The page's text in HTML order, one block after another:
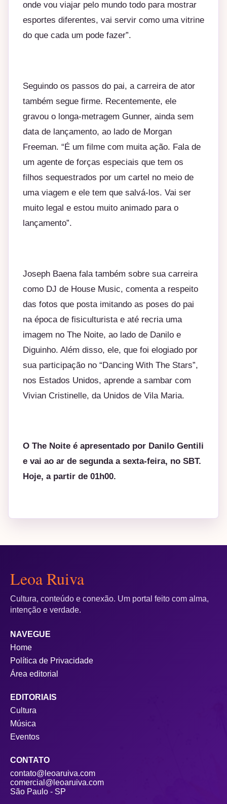
onde vou viajar pelo mundo todo para mostrar
esportes diferentes, vai servir como uma vitrine
do que cada um pode fazer”.
Seguindo os passos do pai, a carreira de ator
também segue firme. Recentemente, ele
gravou o longa-metragem Gunner, ainda sem
data de lançamento, ao lado de Morgan
Freeman. “É um filme com muita ação. Fala de
um agente de forças especiais que tem os
filhos sequestrados por um cartel no meio de
uma viagem e ele tem que salvá-los. Vai ser
muito legal e estou muito animado para o
lançamento”.
Joseph Baena fala também sobre sua carreira
como DJ de House Music, comenta a respeito
das fotos que posta imitando as poses do pai
na época de fisiculturista e até recria uma
imagem no The Noite, ao lado de Danilo e
Diguinho. Além disso, ele, que foi elogiado por
sua participação no “Dancing With The Stars”,
nos Estados Unidos, aprende a sambar com
Vivian Cristinelle, da Unidos de Vila Maria.
O The Noite é apresentado por Danilo Gentili
e vai ao ar de segunda a sexta-feira, no SBT.
Hoje, a partir de 01h00.
Leoa Ruiva
Cultura, conteúdo e conexão. Um portal feito com alma,
intenção e verdade.
NAVEGUE
Home
Política de Privacidade
Área editorial
EDITORIAIS
Cultura
Música
Eventos
CONTATO
contato@leoaruiva.com
comercial@leoaruiva.com
São Paulo - SP